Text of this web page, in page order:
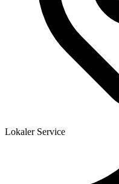
Lokaler Service